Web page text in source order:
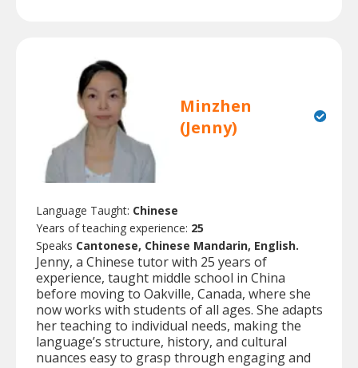
Minzhen
(Jenny)
Language Taught: Chinese
Years of teaching experience: 25
Speaks Cantonese, Chinese Mandarin, English.
Jenny, a Chinese tutor with 25 years of
experience, taught middle school in China
before moving to Oakville, Canada, where she
now works with students of all ages. She adapts
her teaching to individual needs, making the
language’s structure, history, and cultural
nuances easy to grasp through engaging and